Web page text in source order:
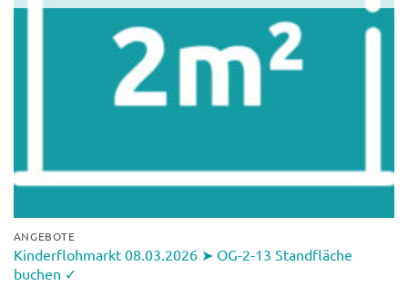
ANGEBOTE
Kinderflohmarkt 08.03.2026 ➤ OG-2-13 Standfläche
buchen ✓